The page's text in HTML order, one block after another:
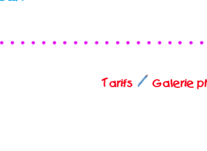
Tarifs Galerie